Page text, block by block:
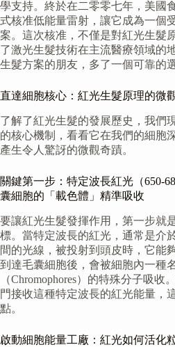
學支持。終於在二零零七年，美國
式核准低能量雷射，讓它成為一個
案。這次核准，不僅是對紅光生髮
了激光生髮技術在主流醫療領域的
生髮方案的朋友，多了一個可靠的選
直達細胞核心：紅光生髮原理的微
了解了紅光生髮的發展歷史，我們
的核心機制，看看它在我們的細胞
產生令人驚訝的微觀奇蹟。
關鍵第一步：特定波長紅光（650-
囊細胞的「載色體」精準吸收
要讓紅光生髮發揮作用，第一步就
標。當特定波長的紅光，通常是介
間的光線，被投射到頭皮時，它能
到達毛囊細胞後，會被細胞內一種
（Chromophores）的特殊分子吸
門接收這種特定波長的紅光能量，
點。
啟動細胞能量工廠：紅光如何活化